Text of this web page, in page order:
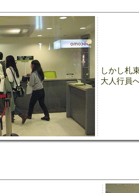
しかし札
大人行員